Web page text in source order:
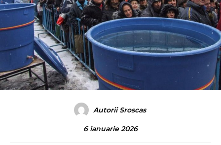
Autorii Sroscas
6 ianuarie 2026